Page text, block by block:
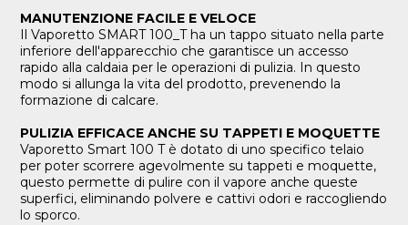
MANUTENZIONE FACILE E VELOCE
Il Vaporetto SMART 100_T ha un tappo situato nella parte
inferiore dell'apparecchio che garantisce un accesso
rapido alla caldaia per le operazioni di pulizia. In questo
modo si allunga la vita del prodotto, prevenendo la
formazione di calcare.
PULIZIA EFFICACE ANCHE SU TAPPETI E MOQUETTE
Vaporetto Smart 100 T è dotato di uno specifico telaio
per poter scorrere agevolmente su tappeti e moquette,
questo permette di pulire con il vapore anche queste
superfici, eliminando polvere e cattivi odori e raccogliendo
lo sporco.